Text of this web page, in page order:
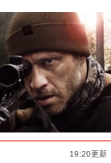
19:20更新